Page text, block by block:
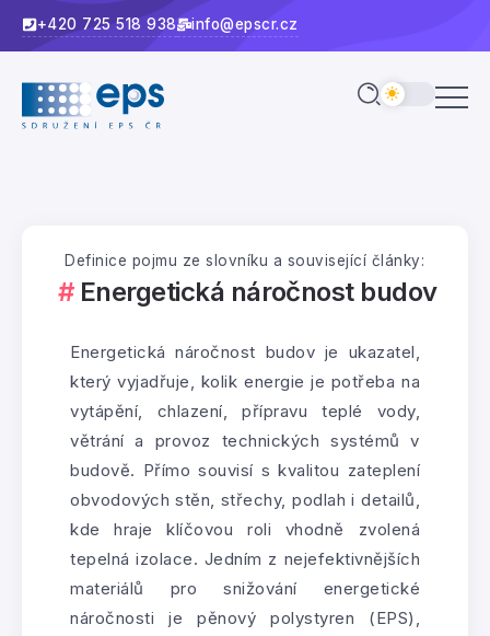
+420 725 518 938 info@epscr.cz
Definice pojmu ze slovníku a související články:
Energetická náročnost budov
Energetická náročnost budov je ukazatel,
který vyjadřuje, kolik energie je potřeba na
vytápění, chlazení, přípravu teplé vody,
větrání a provoz technických systémů v
budově. Přímo souvisí s kvalitou zateplení
obvodových stěn, střechy, podlah i detailů,
kde hraje klíčovou roli vhodně zvolená
tepelná izolace. Jedním z nejefektivnějších
materiálů pro snižování energetické
náročnosti je pěnový polystyren (EPS),